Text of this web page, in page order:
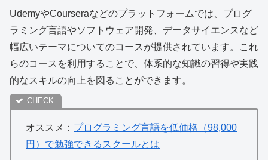
UdemyやCourseraなどのプラットフォームでは、プログ
ラミング言語やソフトウェア開発、データサイエンスなど
幅広いテーマについてのコースが提供されています。これ
らのコースを利用することで、体系的な知識の習得や実践
的なスキルの向上を図ることができます。
オススメ： プログラミング言語を低価格（98,000
円）で勉強できるスクールとは